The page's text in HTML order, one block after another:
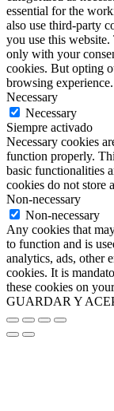
essential for the
also use third-party
you use this
only with your
cookies. But opting
browsing experience.
Necessary
Necessary
Siempre activado
Necessary cookies
function properly.
basic functionalities
cookies do not store
Non-necessary
Non-necessary
Any cookies that
to function and is
analytics, ads, other
cookies. It is
these cookies on
GUARDAR Y